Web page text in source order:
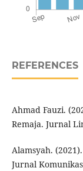
REFERENCES
Ahmad Fauzi.
Remaja. Jurnal
Alamsyah.
Jurnal